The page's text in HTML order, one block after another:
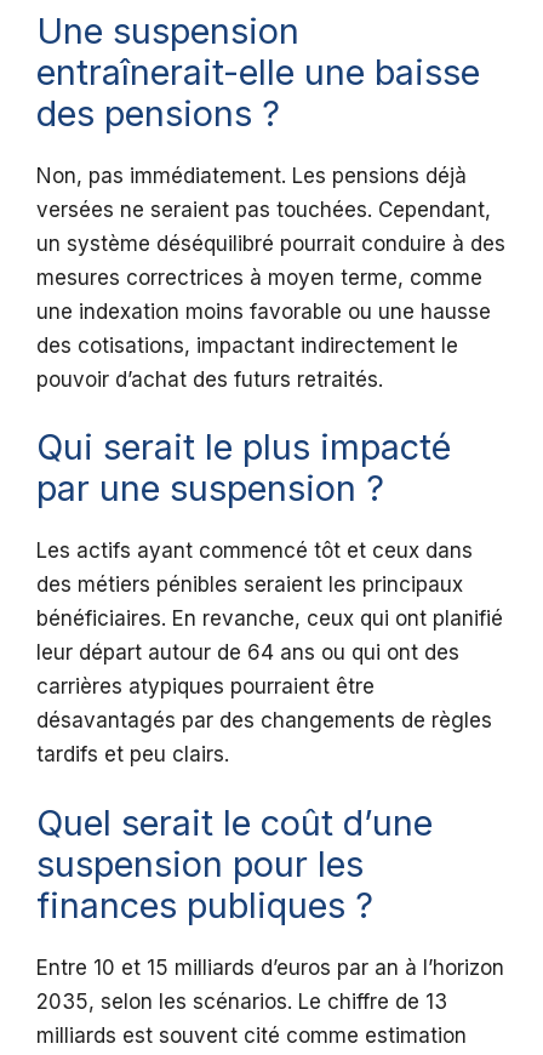
Une suspension
entraînerait-elle une baisse
des pensions ?
Non, pas immédiatement. Les pensions déjà
versées ne seraient pas touchées. Cependant,
un système déséquilibré pourrait conduire à des
mesures correctrices à moyen terme, comme
une indexation moins favorable ou une hausse
des cotisations, impactant indirectement le
pouvoir d’achat des futurs retraités.
Qui serait le plus impacté
par une suspension ?
Les actifs ayant commencé tôt et ceux dans
des métiers pénibles seraient les principaux
bénéficiaires. En revanche, ceux qui ont planifié
leur départ autour de 64 ans ou qui ont des
carrières atypiques pourraient être
désavantagés par des changements de règles
tardifs et peu clairs.
Quel serait le coût d’une
suspension pour les
finances publiques ?
Entre 10 et 15 milliards d’euros par an à l’horizon
2035, selon les scénarios. Le chiffre de 13
milliards est souvent cité comme estimation